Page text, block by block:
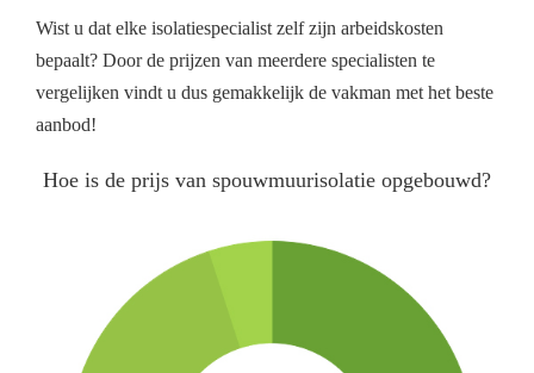
Wist u dat elke isolatiespecialist zelf zijn arbeidskosten
bepaalt? Door de prijzen van meerdere specialisten te
vergelijken vindt u dus gemakkelijk de vakman met het beste
aanbod!
Hoe is de prijs van spouwmuurisolatie opgebouwd?